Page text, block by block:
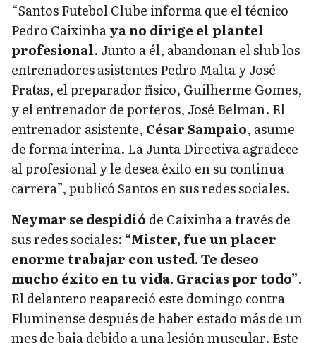
“Santos Futebol Clube informa que el técnico
Pedro Caixinhaya no dirige el plantel
profesional. Junto a él, abandonan el slub los
entrenadores asistentes Pedro Malta y José
Pratas, el preparador físico, Guilherme Gomes,
y el entrenador de porteros, José Belman. El
entrenador asistente, César Sampaio, asume
de forma interina. La Junta Directiva agradece
al profesional y le desea éxito en su continua
carrera”, publicó Santos en sus redes sociales.
Neymar se despidió de Caixinha a través de
sus redes sociales: “Mister, fue un placer
enorme trabajar con usted. Te deseo
mucho éxito en tu vida. Gracias por todo”.
El delantero reapareció este domingo contra
Fluminense después de haber estado más de un
mes de baja debido a una lesión muscular. Este